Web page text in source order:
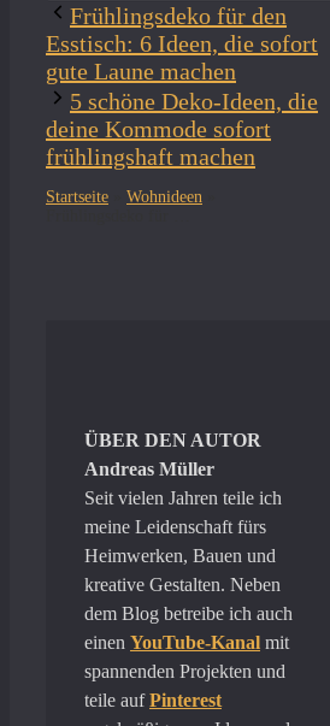
Frühlingsdeko für den
Esstisch: 6 Ideen, die sofort
gute Laune machen
5 schöne Deko-Ideen, die
deine Kommode sofort
frühlingshaft machen
Startseite Wohnideen
ÜBER DEN AUTOR
Andreas Müller
Seit vielen Jahren teile ich
meine Leidenschaft fürs
Heimwerken, Bauen und
kreative Gestalten. Neben
dem Blog betreibe ich auch
einen YouTube-Kanal mit
spannenden Projekten und
teile aufPinterest